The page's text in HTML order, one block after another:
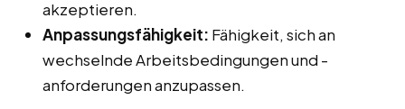
akzeptieren.
Anpassungsfähigkeit: Fähigkeit, sich an
wechselnde Arbeitsbedingungen und -
anforderungen anzupassen.